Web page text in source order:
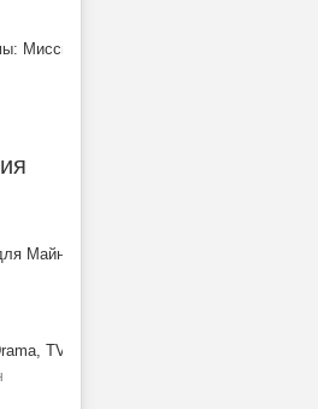
Миссия по спасению
Майнкрафт ПЕ
TV, Reels